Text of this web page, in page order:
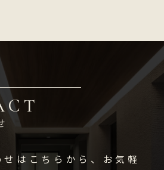
はこちらから、お気軽